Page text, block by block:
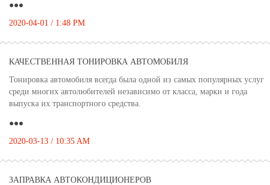
●●●
2020-04-01 / 1:48 PM
КАЧЕСТВЕННАЯ ТОНИРОВКА АВТОМОБИЛЯ
Тонировка автомобиля всегда была одной из самых популярных услуг
среди многих автолюбителей независимо от класса, марки и года
выпуска их транспортного средства.
●●●
2020-03-13 / 10:35 AM
ЗАПРАВКА АВТОКОНДИЦИОНЕРОВ